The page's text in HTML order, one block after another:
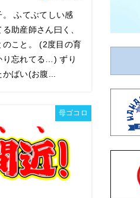
ふてぶてしい感
助産師さん曰く、
のこと。 (2度目の育
り忘れてる…) ずり
かばい(お腹...
母ゴコロ